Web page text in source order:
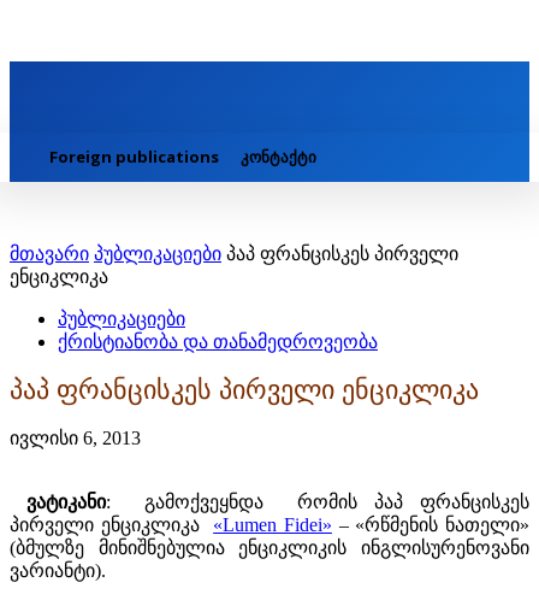
Foreign publications კონტაქტი
მთავარი პუბლიკაციები პაპ ფრანცისკეს პირველი
ენციკლიკა
პუბლიკაციები
ქრისტიანობა და თანამედროვეობა
პაპ ფრანცისკეს პირველი ენციკლიკა
ივლისი 6, 2013
ვატიკანი: გამოქვეყნდა რომის პაპ ფრანცისკეს
პირველი ენციკლიკა «Lumen Fidei» – «რწმენის ნათელი»
(ბმულზე მინიშნებულია ენციკლიკის ინგლისურენოვანი
ვარიანტი).